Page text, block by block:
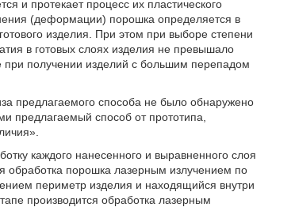
и протекает процесс их пластического
(деформации) порошка определяется в
изделия. При этом при выборе степени
в готовых слоях изделия не превышало
при получении изделий с большим перепадом
предлагаемого способа не было обнаружено
предлагаемый способ от прототипа,
каждого нанесенного и выравненного слоя
обработка порошка лазерным излучением по
периметр изделия и находящийся внутри
производится обработка лазерным